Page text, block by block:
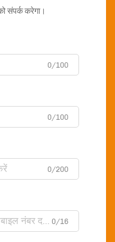
संपर्क करेगा।
0/100
0/100
0/200
0/16